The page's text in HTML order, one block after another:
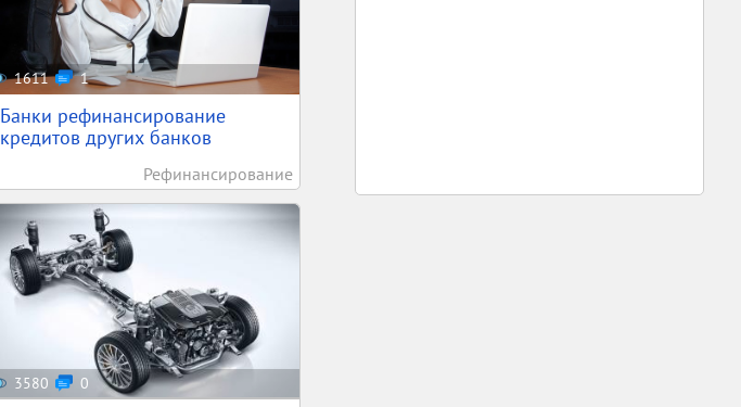
1611 1
Банки рефинансирование
кредитов других банков
Рефинансирование
3580 0